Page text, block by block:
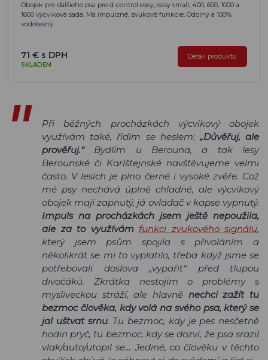
Obojok pre ďalšieho psa pre d-control easy, easy small, 400, 600, 1000 a
1600 výcviková sada. Má impulzné, zvukové funkcie. Odolný a 100%
vodotesný.
71 € s DPH
SKLADEM
Detail produktu
Při běžných procházkách výcvikový obojek
využívám také, řídím se heslem: „Důvěřuj, ale
prověřuj.“Bydlím u Berouna, a tak lesy
Berounské či Karlštejnské navštěvujeme velmi
často. V lesích je plno černé i vysoké zvěře. Což
mé psy nechává úplně chladné, ale výcvikový
obojek mají zapnutý, já ovladač v kapse vypnutý.
Impuls na procházkách jsem ještě nepoužila,
ale za to využívám funkci zvukového signálu,
který jsem psům spojila s přivoláním a
několikrát se mi to vyplatilo, třeba když jsme se
potřebovali doslova „vypařit“ před tlupou
divočáků. Zkrátka nestojím o problémy s
mysliveckou stráží, ale hlavně nechci zažít tu
bezmoc člověka, kdy volá na svého psa, který se
jal uštvat srnu. Tu bezmoc, kdy je pes nesčetně
hodin pryč, tu bezmoc, kdy se dozví, že psa srazil
vlak/auto/utopil se… Jediné, co člověku v těchto